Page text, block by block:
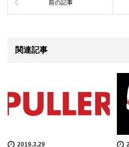
前の記事
関連記事
2019.3.29